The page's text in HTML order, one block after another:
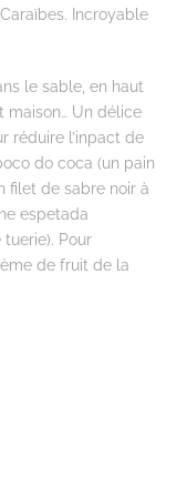
Incroyable
le sable, en haut
maison… Un délice
réduire l’inpact de
do coca (un pain
filet de sabre noir à
espetada
Pour
de fruit de la